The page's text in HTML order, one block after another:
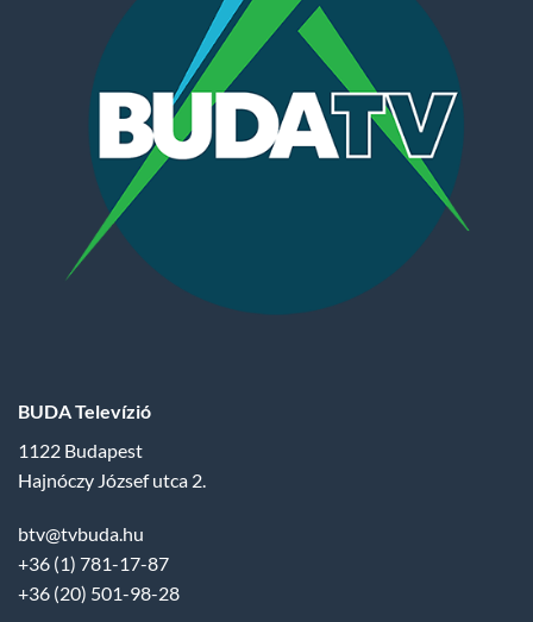
BUDA Televízió
1122 Budapest
Hajnóczy József utca 2.
btv@tvbuda.hu
+36 (1) 781-17-87
+36 (20) 501-98-28